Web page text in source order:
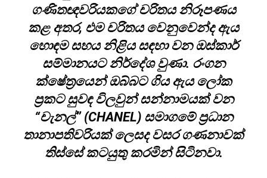
ගණිතඥවරියකගේ චරිතය නිරූපණය
කළ අතර, එම චරිතය වෙනුවෙන්ද ඇය
හොඳම සහය නිළිය සඳහා වන ඔස්කාර්
සම්මානයට නිර්දේශ වුණා. රංගන
ක්ෂේත්‍රයෙන් ඔබ්බට ගිය ඇය ලෝක
ප්‍රකට සුවඳ විලවුන් සන්නාමයක් වන
“චැනල්” (CHANEL) සමාගමේ ප්‍රධාන
තානාපතිවරියක් ලෙසද වසර ගණනාවක්
තිස්සේ කටයුතු කරමින් සිටිනවා.